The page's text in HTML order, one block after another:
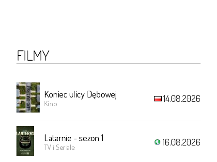
FILMY
Koniec ulicy Dębowej
Kino 14.08.2026
Latarnie - sezon 1
TV i Seriale 16.08.2026